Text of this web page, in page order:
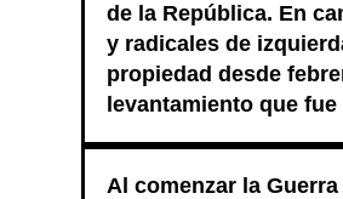
de la República. En
y radicales de
propiedad desde
levantamiento que
Al comenzar la